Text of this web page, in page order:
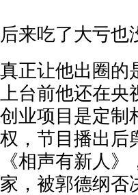
后来吃了大亏也
真正让他出圈的
上台前他还在央
创业项目是定制
权，节目播出后
《相声有新人
家，被郭德纲否